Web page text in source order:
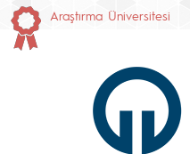
Araştırma Üniversitesi